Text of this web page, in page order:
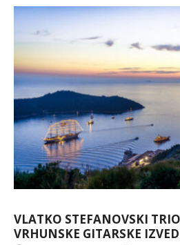
VLATKO STEFANOVSKI
VRHUNSKE GITARSKE